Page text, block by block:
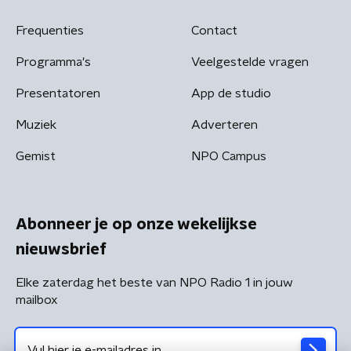
Frequenties
Programma's
Presentatoren
Muziek
Gemist
Contact
Veelgestelde vragen
App de studio
Adverteren
NPO Campus
Abonneer je op onze wekelijkse
nieuwsbrief
Elke zaterdag het beste van NPO Radio 1 in jouw
mailbox